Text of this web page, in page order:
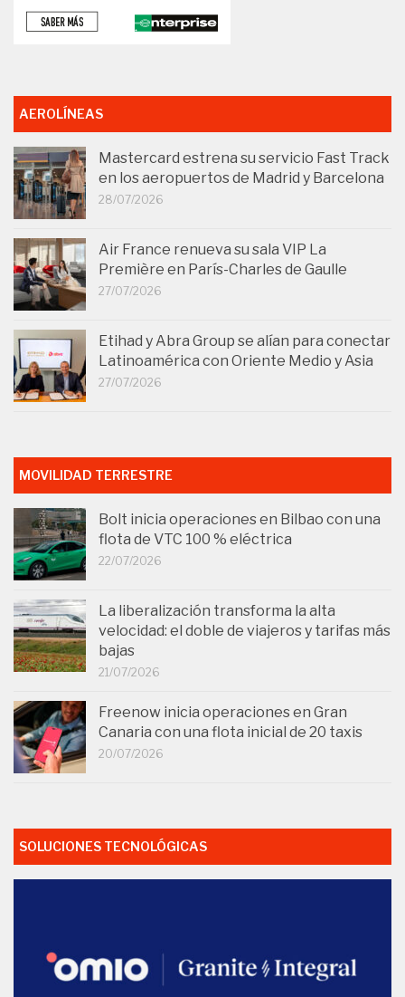
AEROLÍNEAS
Mastercard estrena su servicio Fast Track
en los aeropuertos de Madrid y Barcelona
28/07/2026
Air France renueva su sala VIP La
Première en París-Charles de Gaulle
27/07/2026
Etihad y Abra Group se alían para conectar
Latinoamérica con Oriente Medio y Asia
27/07/2026
MOVILIDAD TERRESTRE
Bolt inicia operaciones en Bilbao con una
flota de VTC 100 % eléctrica
22/07/2026
La liberalización transforma la alta
velocidad: el doble de viajeros y tarifas más
bajas
21/07/2026
Freenow inicia operaciones en Gran
Canaria con una flota inicial de 20 taxis
20/07/2026
SOLUCIONES TECNOLÓGICAS